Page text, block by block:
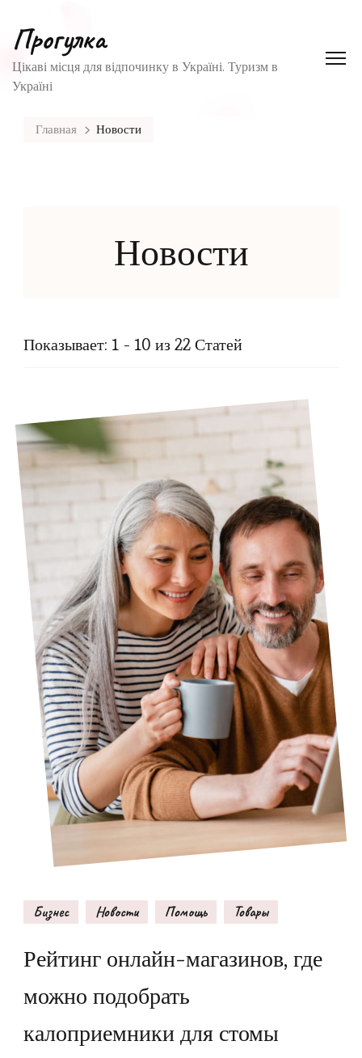
Прогулка
Цікаві місця для відпочинку в Україні. Туризм в
Україні
Главная Новости
Новости
Показывает: 1 - 10 из 22 Статей
Бизнес Новости Помощь Товары
Рейтинг онлайн-магазинов, где
можно подобрать
калоприемники для стомы